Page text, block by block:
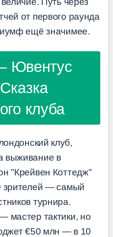
от первого раунда
ещё значимее.
Ювентус
клуба
клуб,
выживание в
"Крейвен Коттедж"
зрителей — самый
турнира.
мастер тактики, но
€50 млн — в 10